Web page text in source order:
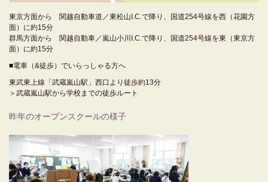
東京方面から 関越自動車道／東松山I.C.で降り、国道254号線を西（花園方
面）に約15分
群馬方面から 関越自動車／嵐山小川I.C.で降り、国道254号線を東（東京方
面）に約15分
■電車（&徒歩）でいらっしゃる方へ
東武東上線「武蔵嵐山駅」西口より徒歩約13分
＞武蔵嵐山駅から学校までの徒歩ルート
昨年のオープンスクールの様子